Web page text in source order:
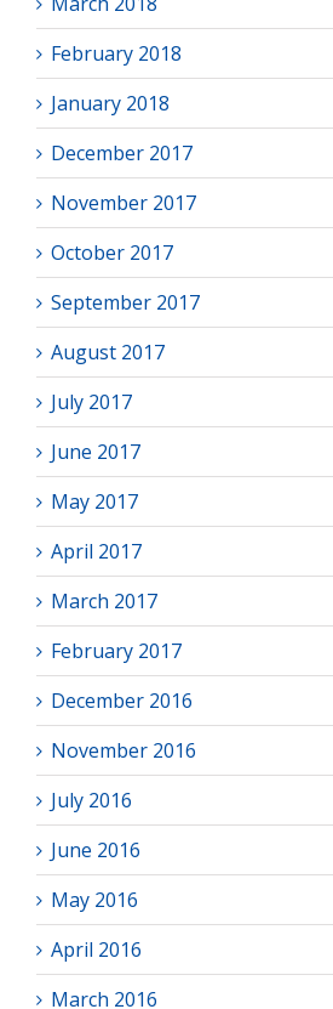
February 2018
January 2018
December 2017
November 2017
October 2017
September 2017
August 2017
July 2017
June 2017
May 2017
April 2017
March 2017
February 2017
December 2016
November 2016
July 2016
June 2016
May 2016
April 2016
March 2016